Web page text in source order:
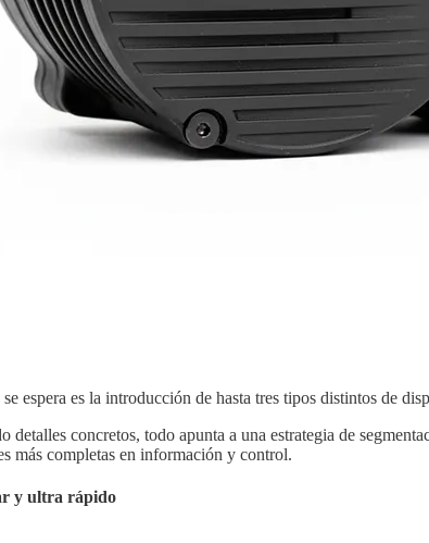
espera es la introducción de hasta tres tipos distintos de
detalles concretos, todo apunta a una estrategia de
más completas en información y control.
y ultra rápido